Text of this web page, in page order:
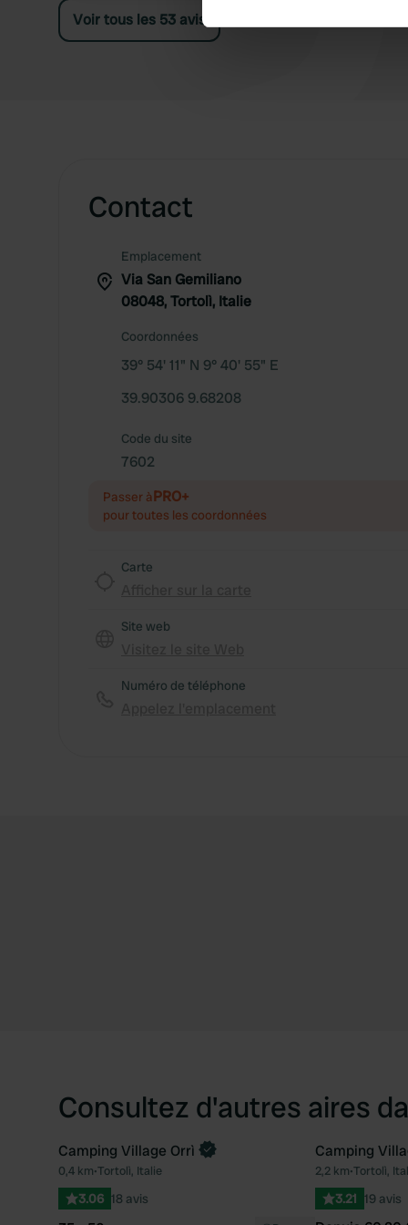
Voir tous les 53 avis
Contact
Emplacement
Via San Gemiliano
08048, Tortolì, Italie
Coordonnées
39° 54' 11" N 9° 40' 55" E
39.90306 9.68208
Code du site
7602
Passer àPRO+
pour toutes les coordonnées
Carte
Site web
Numéro de téléphone
Consultez d'autres aires
Préféré
Camping Village Orrì
0,4 km•Tortolì, Italie
3.06 18 avis
Reserve
Camping
2,2 km•Tortolì,
3.21 19 avis